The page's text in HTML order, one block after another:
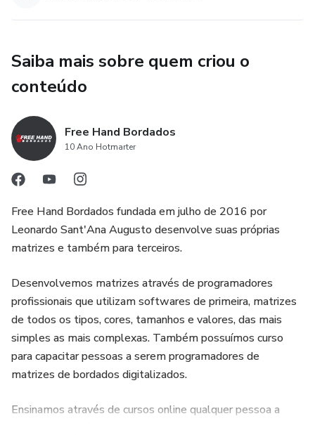
Saiba mais sobre quem criou o
conteúdo
Free Hand Bordados
10 Ano Hotmarter
Free Hand Bordados fundada em julho de 2016 por
Leonardo Sant'Ana Augusto desenvolve suas próprias
matrizes e também para terceiros.
Desenvolvemos matrizes através de programadores
profissionais que utilizam softwares de primeira, matrizes
de todos os tipos, cores, tamanhos e valores, das mais
simples as mais complexas. Também possuímos curso
para capacitar pessoas a serem programadores de
matrizes de bordados digitalizados.
Ensinamos através de cursos online qualquer pessoa a